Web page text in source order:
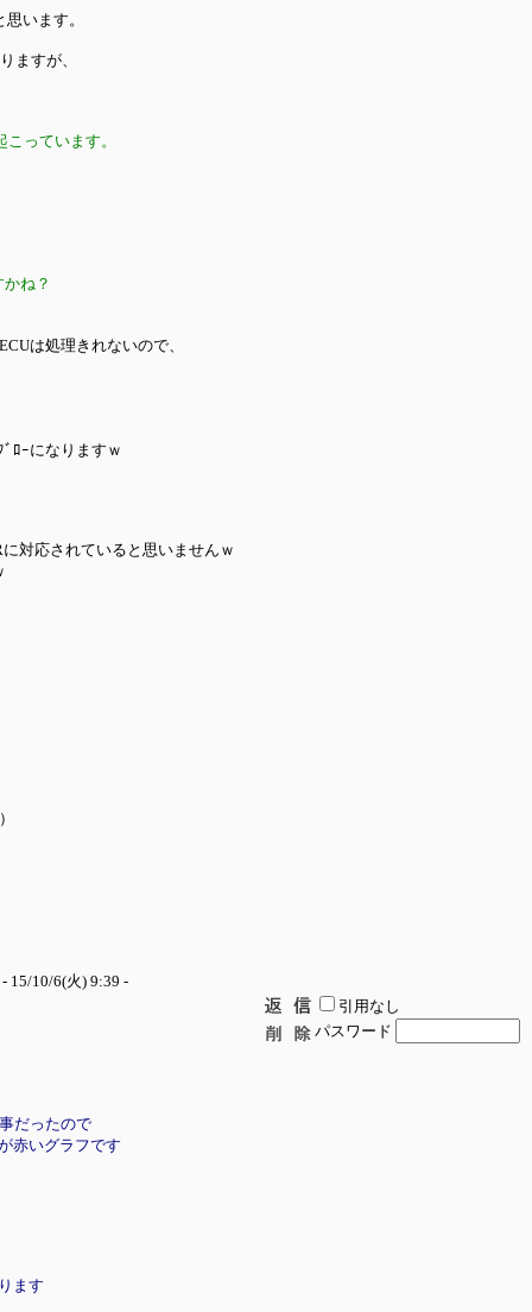
います。
ますが、
っています。
ね？
は処理きれないので、
ﾛｰになりますｗ
対応されていると思いませんｗ
- 15/10/6(火) 9:39 -
だったので
赤いグラフです
ます
引用なし
パスワード